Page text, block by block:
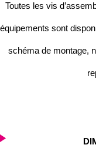
Toutes les vis
équipements sont
schéma de montage,